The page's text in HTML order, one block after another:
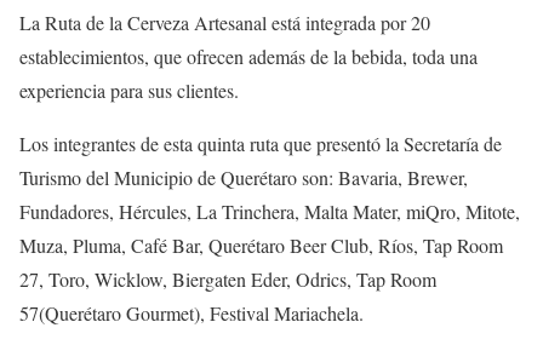
La Ruta de la Cerveza Artesanal está integrada por 20
establecimientos, que ofrecen además de la bebida, toda una
experiencia para sus clientes.
Los integrantes de esta quinta ruta que presentó la Secretaría de
Turismo del Municipio de Querétaro son: Bavaria, Brewer,
Fundadores, Hércules, La Trinchera, Malta Mater, miQro, Mitote,
Muza, Pluma, Café Bar, Querétaro Beer Club, Ríos, Tap Room
27, Toro, Wicklow, Biergaten Eder, Odrics, Tap Room
57(Querétaro Gourmet), Festival Mariachela.